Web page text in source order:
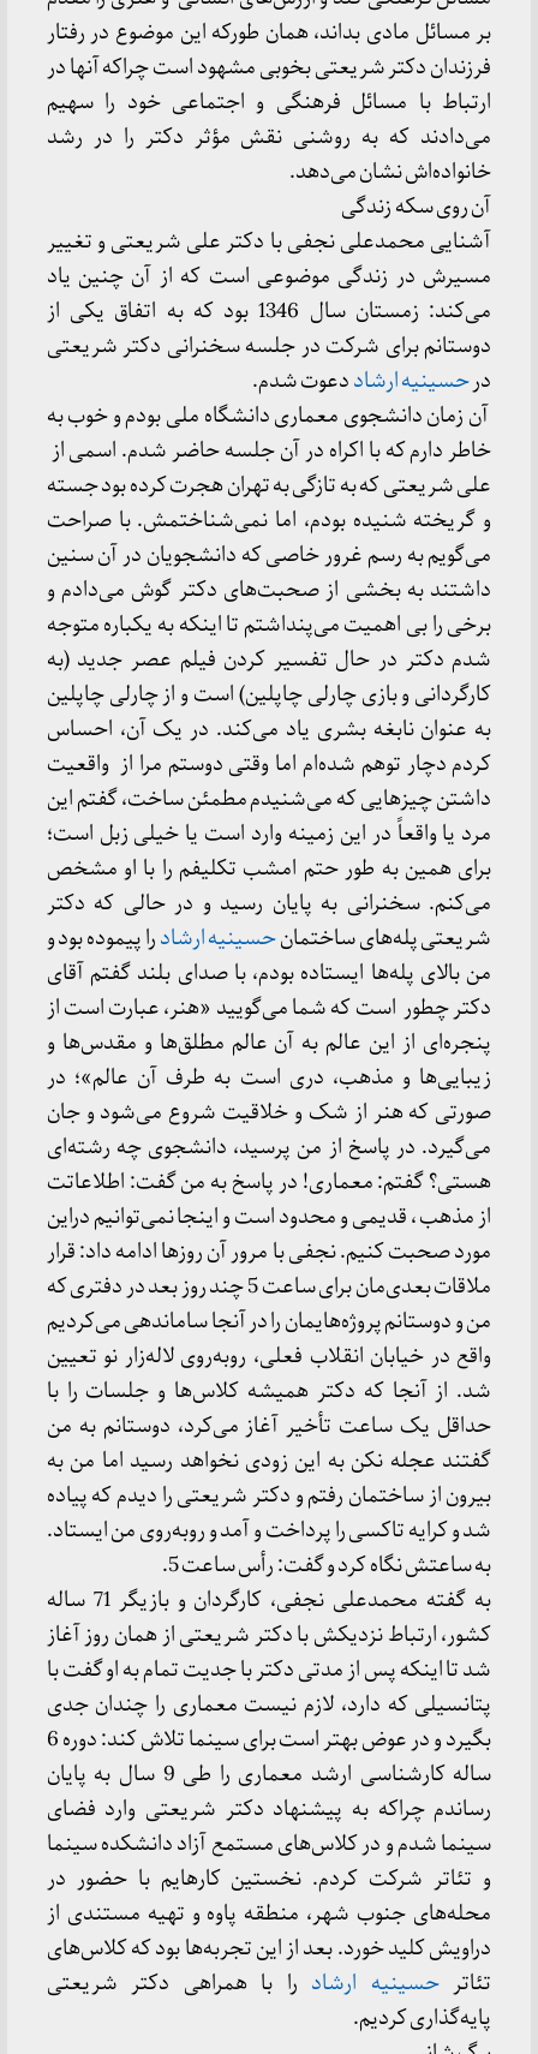
بر مسائل مادی بداند، همان طورکه این موضوع در رفتار
فرزندان دکتر شریعتی بخوبی مشهود است چراکه آنها در
ارتباط با مسائل فرهنگی و اجتماعی خود را سهیم
می‌دادند که به روشنی نقش مؤثر دکتر را در رشد
خانواده‌اش نشان می‌دهد.
آن روی سکه زندگی
آشنایی محمدعلی نجفی با دکتر علی شریعتی و تغییر
مسیرش در زندگی موضوعی است که از آن چنین یاد
می‌کند: زمستان سال 1346 بود که به اتفاق یکی از
دوستانم برای شرکت در جلسه سخنرانی دکتر شریعتی
درحسینیه ارشاددعوت شدم.
آن زمان دانشجوی معماری دانشگاه ملی بودم و خوب به
خاطر دارم که با اکراه در آن جلسه حاضر شدم. اسمی از
علی شریعتی که به تازگی به تهران هجرت کرده بود جسته
و گریخته شنیده بودم، اما نمی‌شناختمش. با صراحت
می‌گویم به رسم غرور خاصی که دانشجویان در آن سنین
داشتند به بخشی از صحبت‌های دکتر گوش می‌دادم و
برخی را بی اهمیت می‌پنداشتم تا اینکه به یکباره متوجه
شدم دکتر در حال تفسیر کردن فیلم عصر جدید (به
کارگردانی و بازی چارلی چاپلین) است و از چارلی چاپلین
به عنوان نابغه بشری یاد می‌کند. در یک آن، احساس
کردم دچار توهم شده‌ام اما وقتی دوستم مرا از واقعیت
داشتن چیزهایی که می‌شنیدم مطمئن ساخت، گفتم این
مرد یا واقعاً در این زمینه وارد است یا خیلی زبل است؛
برای همین به طور حتم امشب تکلیفم را با او مشخص
می‌کنم. سخنرانی به پایان رسید و در حالی که دکتر
شریعتی پله‌های ساختمانحسینیه ارشادرا پیموده بود و
من بالای پله‌ها ایستاده بودم، با صدای بلند گفتم آقای
دکتر چطور است که شما می‌گویید «هنر، عبارت است از
پنجره‌ای از این عالم به آن عالم مطلق‌ها و مقدس‌ها و
زیبایی‌ها و مذهب، دری است به طرف آن عالم»؛ در
صورتی که هنر از شک و خلاقیت شروع می‌شود و جان
می‌گیرد. در پاسخ از من پرسید، دانشجوی چه رشته‌ای
هستی؟ گفتم: معماری! در پاسخ به من گفت: اطلاعاتت
از مذهب ، قدیمی و محدود است و اینجا نمی‌توانیم دراین
مورد صحبت کنیم. نجفی با مرور آن روزها ادامه داد: قرار
ملاقات بعدی‌مان برای ساعت 5 چند روز بعد در دفتری که
من و دوستانم پروژه‌هایمان را در آنجا ساماندهی می‌کردیم
واقع در خیابان انقلاب فعلی، رو‌به‌روی لاله‌زار نو تعیین
شد. از آنجا که دکتر همیشه کلاس‌ها و جلسات را با
حداقل یک ساعت تأخیر آغاز می‌کرد، دوستانم به من
گفتند عجله نکن به این زودی نخواهد رسید اما من به
بیرون از ساختمان رفتم و دکتر شریعتی را دیدم که پیاده
شد و کرایه تاکسی را پرداخت و آمد و رو‌به‌روی من ایستاد.
به ساعتش نگاه کرد و گفت: رأس ساعت 5.
به گفته محمدعلی نجفی، کارگردان و بازیگر 71 ساله
کشور، ارتباط نزدیکش با دکتر شریعتی از همان روز آغاز
شد تا اینکه پس از مدتی دکتر با جدیت تمام به او گفت با
پتانسیلی که دارد، لازم نیست معماری را چندان جدی
بگیرد و در عوض بهتر است برای سینما تلاش کند: دوره 6
ساله کارشناسی ارشد معماری را طی 9 سال به پایان
رساندم چراکه به پیشنهاد دکتر شریعتی وارد فضای
سینما شدم و در کلاس‌های مستمع آزاد دانشکده سینما
و تئاتر شرکت کردم. نخستین کارهایم با حضور در
محله‌های جنوب شهر، منطقه پاوه و تهیه مستندی از
دراویش کلید خورد. بعد از این تجربه‌ها بود که کلاس‌های
تئاترحسینیه ارشاد را با همراهی دکتر شریعتی
پایه‌گذاری کردیم.